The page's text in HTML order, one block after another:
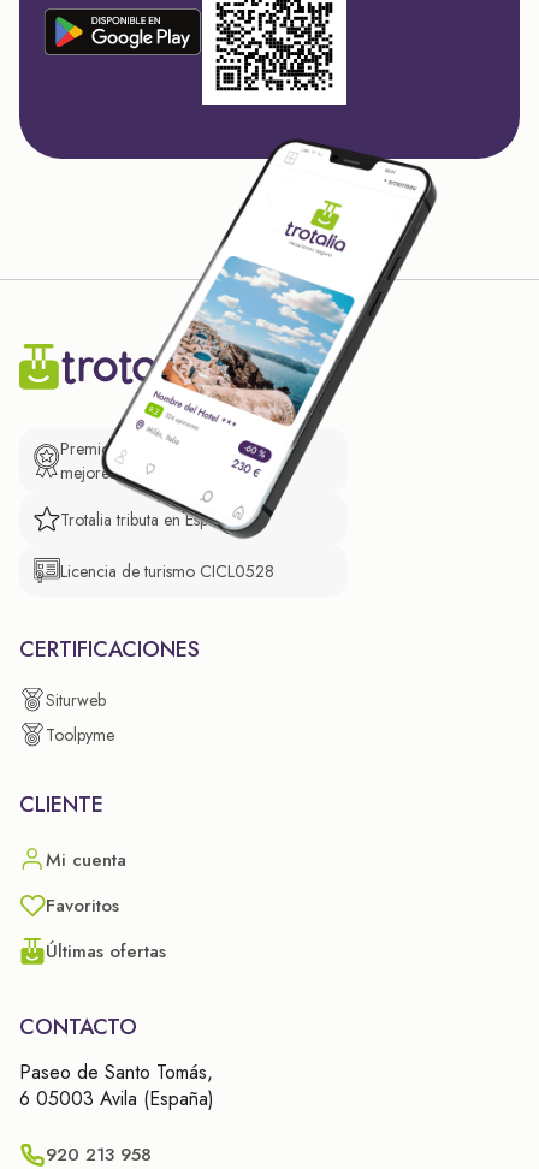
Premio de El Confidencial a las
mejores prácticas empresariales.
Trotalia tributa en España
Licencia de turismo CICL0528
CERTIFICACIONES
Siturweb
Toolpyme
CLIENTE
Mi cuenta
Favoritos
Últimas ofertas
CONTACTO
Paseo de Santo Tomás,
6 05003 Avila (España)
920 213 958